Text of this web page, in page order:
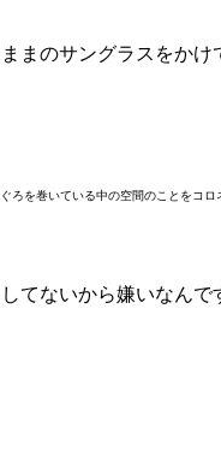
まのサングラスをか
ろを巻いている中の空間のことをコロ
てないから嫌いなんで